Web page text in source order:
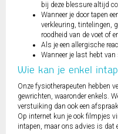
bij deze blessure altijd
Wanneer je door tapen
verkleuring, tintelingen,
roodheid van de voet of
Als je een allergische
Wanneer je last hebt
Wie kan je enkel
Onze fysiotherapeuten hebben
gewrichten, waaronder enkels.
verstuiking dan ook een
Op internet kun je ook filmpjes
intapen, maar ons advies is dat